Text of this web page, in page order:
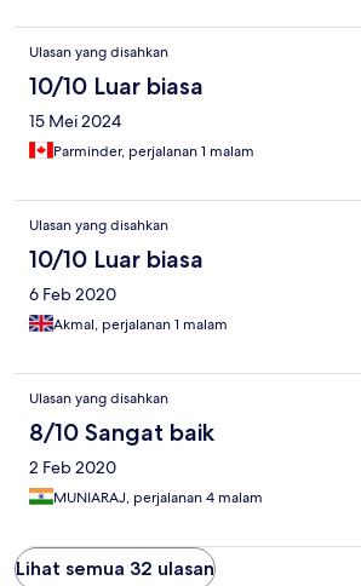
Ulasan yang disahkan
10/10 Luar biasa
15 Mei 2024
Parminder, perjalanan 1 malam
Ulasan yang disahkan
10/10 Luar biasa
6 Feb 2020
Akmal, perjalanan 1 malam
Ulasan yang disahkan
8/10 Sangat baik
2 Feb 2020
MUNIARAJ, perjalanan 4 malam
Lihat semua 32 ulasan